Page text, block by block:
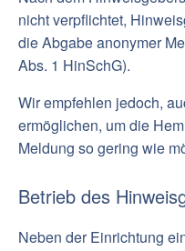
nicht verpflichtet,
die Abgabe anonymer
Abs. 1 HinSchG).
Wir empfehlen jedoch,
ermöglichen, um die
Meldung so gering wie
Betrieb des
Neben der Einrichtung